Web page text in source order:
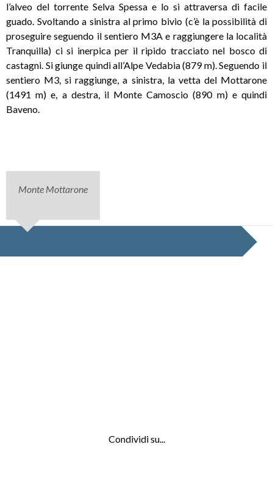
l’alveo del torrente Selva Spessa e lo si attraversa di facile
guado. Svoltando a sinistra al primo bivio (c’è la possibilità di
proseguire seguendo il sentiero M3A e raggiungere la località
Tranquilla) ci si inerpica per il ripido tracciato nel bosco di
castagni. Si giunge quindi all’Alpe Vedabia (879 m). Seguendo il
sentiero M3, si raggiunge, a sinistra, la vetta del Mottarone
(1491 m) e, a destra, il Monte Camoscio (890 m) e quindi
Baveno.
Monte Mottarone
Condividi su...